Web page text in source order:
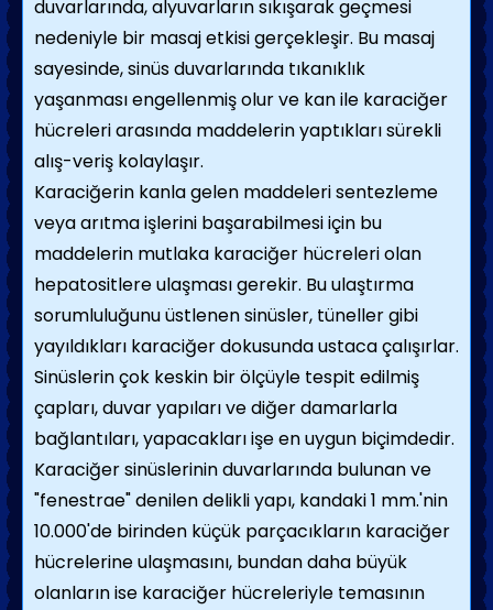
duvarlarında, alyuvarların sıkışarak geçmesi
nedeniyle bir masaj etkisi gerçekleşir. Bu masaj
sayesinde, sinüs duvarlarında tıkanıklık
yaşanması engellenmiş olur ve kan ile karaciğer
hücreleri arasında maddelerin yaptıkları sürekli
alış-veriş kolaylaşır.
Karaciğerin kanla gelen maddeleri sentezleme
veya arıtma işlerini başarabilmesi için bu
maddelerin mutlaka karaciğer hücreleri olan
hepatositlere ulaşması gerekir. Bu ulaştırma
sorumluluğunu üstlenen sinüsler, tüneller gibi
yayıldıkları karaciğer dokusunda ustaca çalışırlar.
Sinüslerin çok keskin bir ölçüyle tespit edilmiş
çapları, duvar yapıları ve diğer damarlarla
bağlantıları, yapacakları işe en uygun biçimdedir.
Karaciğer sinüslerinin duvarlarında bulunan ve
"fenestrae" denilen delikli yapı, kandaki 1 mm.'nin
10.000'de birinden küçük parçacıkların karaciğer
hücrelerine ulaşmasını, bundan daha büyük
olanların ise karaciğer hücreleriyle temasının